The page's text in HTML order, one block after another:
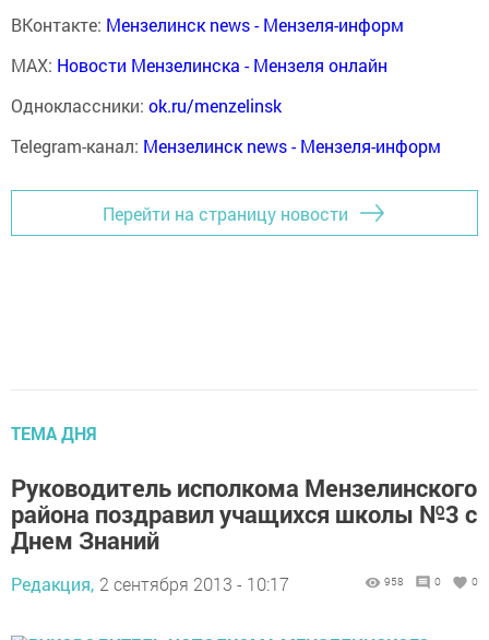
ВКонтакте: Мензелинск news - Мензеля-информ
MAX: Новости Мензелинска - Мензеля онлайн
Одноклассники: ok.ru/menzelinsk
Telegram-канал: Мензелинск news - Мензеля-информ
Перейти на страницу новости
ТЕМА ДНЯ
Руководитель исполкома Мензелинского
района поздравил учащихся школы №3 с
Днем Знаний
Редакция, 2 сентября 2013 - 10:17 958 0 0